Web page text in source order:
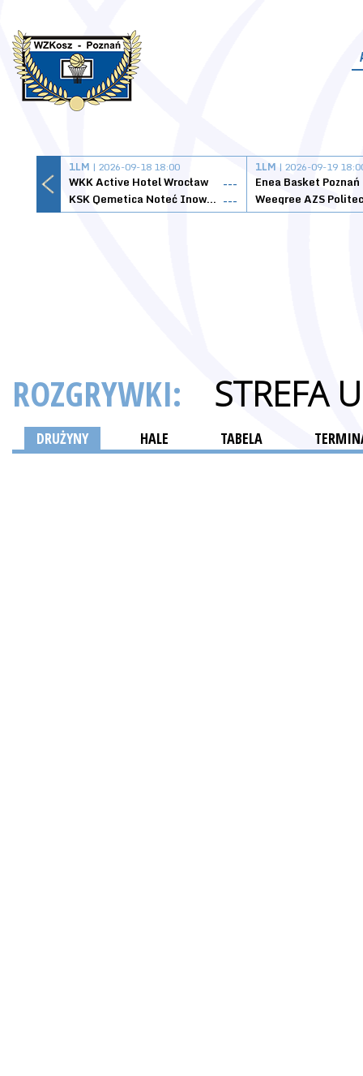
1LM | 2026-09-18 18:00
WKK Active Hotel Wrocław
---
KSK Qemetica Noteć Inowrocław ---
1LM | 2026-09-19
Enea Basket Poznań
ROZGRYWKI: STREFA
DRUŻYNY HALE TABELA